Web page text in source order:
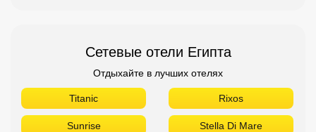
Сетевые отели Египта
Отдыхайте в лучших отелях
Titanic Rixos
Sunrise Stella Di Mare